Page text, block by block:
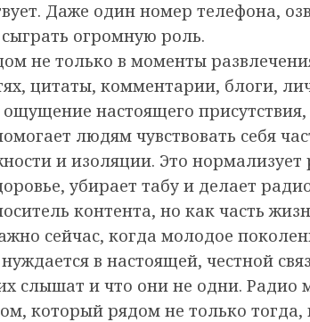
Даже один номер телефона,
огромную роль.
не только в моменты
цитаты, комментарии, блоги,
ощущение настоящего
людям чувствовать себя
и изоляции. Это нормализует
убирает табу и делает
контента, но как часть
сейчас, когда молодое
в настоящей, честной
слышат и что они не одни. Радио
который рядом не только тогда,